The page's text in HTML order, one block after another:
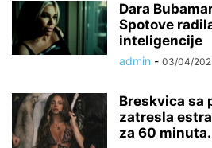
Dara
Spotove
inteligencije
admin - 03/04/
Breskvica sa
zatresla
za 60